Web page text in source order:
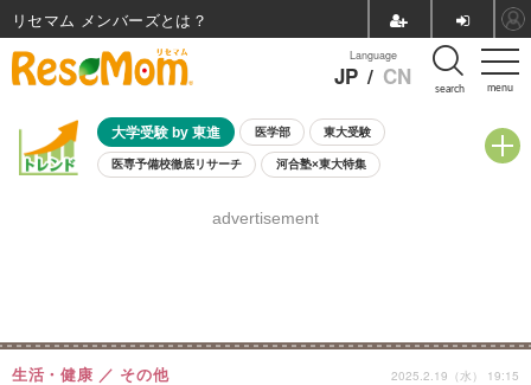
menu
Language
JP / CN search
大学受験 by 東進 医学部 東大受験
医専予備校徹底リサーチ 河合塾×東大特集
8月開催学校説明会・相談会
advertisement
生活・健康 その他 2025.2.19（水） 19:15
リセマム メンバーズ